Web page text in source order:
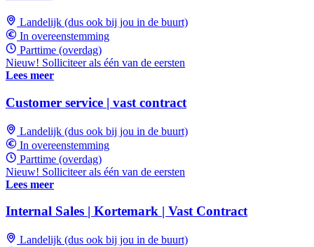
Landelijk (dus ook bij jou in de buurt)
In overeenstemming
Parttime (overdag)
Nieuw! Solliciteer als één van de eersten
Lees meer
Customer service | vast contract
Landelijk (dus ook bij jou in de buurt)
In overeenstemming
Parttime (overdag)
Nieuw! Solliciteer als één van de eersten
Lees meer
Internal Sales | Kortemark | Vast Contract
Landelijk (dus ook bij jou in de buurt)